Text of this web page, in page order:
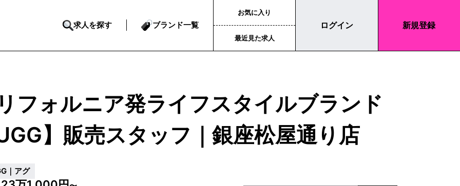
求人を探す ブランド一覧
お気に入り
最近見た求人
ログイン 新規登録
フォルニア発ライフスタイルブランド
】販売スタッフ｜銀座松屋通り店
｜アグ